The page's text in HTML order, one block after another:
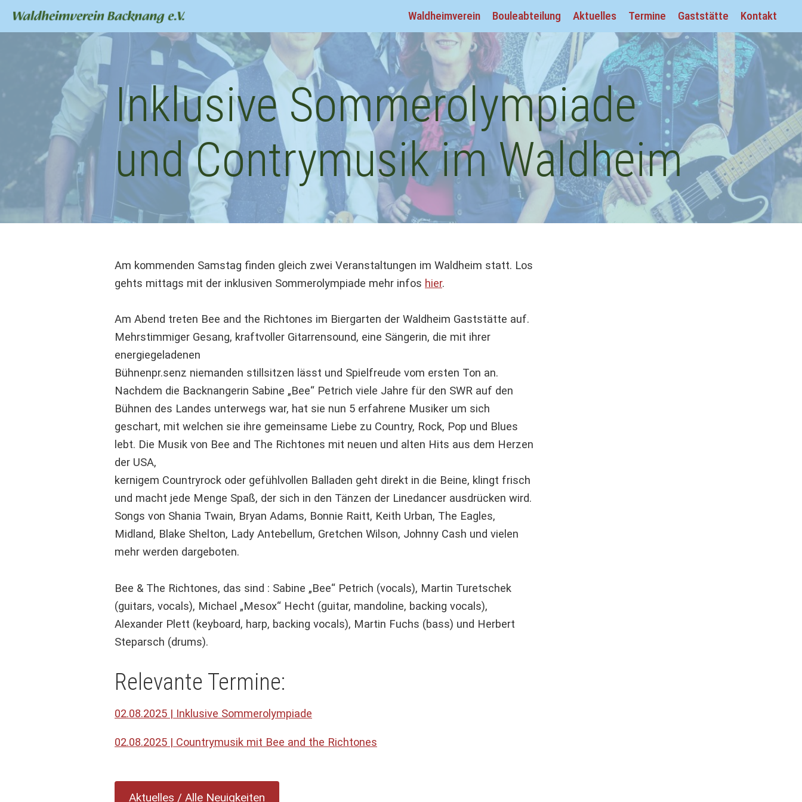
Waldheimverein Bouleabteilung Aktuelles Termine Gaststätte Kontakt
Inklusive Sommerolympiade
und Contrymusik im Waldheim
Am kommenden Samstag finden gleich zwei Veranstaltungen im Waldheim statt. Los
gehts mittags mit der inklusiven Sommerolympiade mehr infos hier.
Am Abend treten Bee and the Richtones im Biergarten der Waldheim Gaststätte auf.
Mehrstimmiger Gesang, kraftvoller Gitarrensound, eine Sängerin, die mit ihrer
energiegeladenen
Bühnenpr.senz niemanden stillsitzen lässt und Spielfreude vom ersten Ton an.
Nachdem die Backnangerin Sabine „Bee“ Petrich viele Jahre für den SWR auf den
Bühnen des Landes unterwegs war, hat sie nun 5 erfahrene Musiker um sich
geschart, mit welchen sie ihre gemeinsame Liebe zu Country, Rock, Pop und Blues
lebt. Die Musik von Bee and The Richtones mit neuen und alten Hits aus dem Herzen
der USA,
kernigem Countryrock oder gefühlvollen Balladen geht direkt in die Beine, klingt frisch
und macht jede Menge Spaß, der sich in den Tänzen der Linedancer ausdrücken wird.
Songs von Shania Twain, Bryan Adams, Bonnie Raitt, Keith Urban, The Eagles,
Midland, Blake Shelton, Lady Antebellum, Gretchen Wilson, Johnny Cash und vielen
mehr werden dargeboten.
Bee & The Richtones, das sind : Sabine „Bee“ Petrich (vocals), Martin Turetschek
(guitars, vocals), Michael „Mesox“ Hecht (guitar, mandoline, backing vocals),
Alexander Plett (keyboard, harp, backing vocals), Martin Fuchs (bass) und Herbert
Steparsch (drums).
Relevante Termine:
02.08.2025 | Inklusive Sommerolympiade
02.08.2025 | Countrymusik mit Bee and the Richtones
Aktuelles / Alle Neuigkeiten